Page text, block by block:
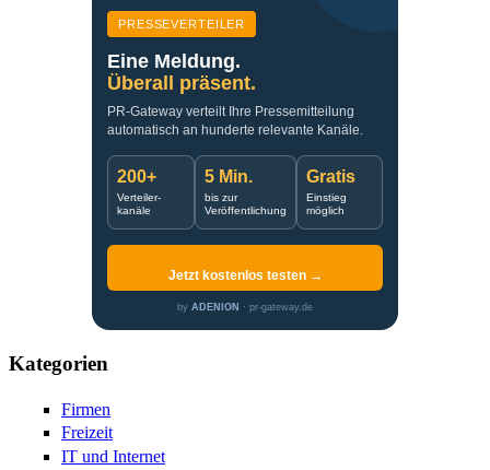
PRESSEVERTEILER
Eine Meldung.
Überall präsent.
PR-Gateway verteilt Ihre Pressemitteilung
automatisch an hunderte relevante Kanäle.
200+
Verteiler-
kanäle
5 Min.
bis zur
Veröffentlichung
Gratis
Einstieg
möglich
Jetzt kostenlos testen →
by ADENION · pr-gateway.de
Kategorien
Firmen
Freizeit
IT und Internet